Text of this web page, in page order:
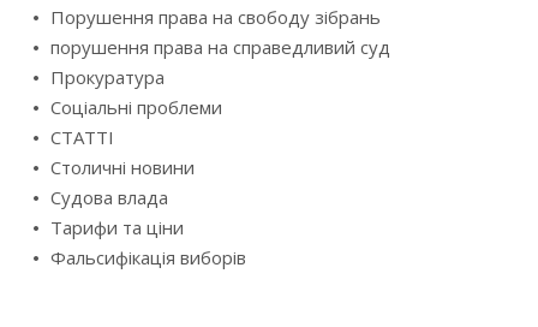
Порушення права на свободу зібрань
порушення права на справедливий суд
Прокуратура
Соціальні проблеми
СТАТТІ
Столичні новини
Судова влада
Тарифи та ціни
Фальсифікація виборів